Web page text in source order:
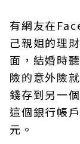
有網友在
己親姐的理
面，結婚時
險的意外險
錢存到另一
這個銀行帳
元。